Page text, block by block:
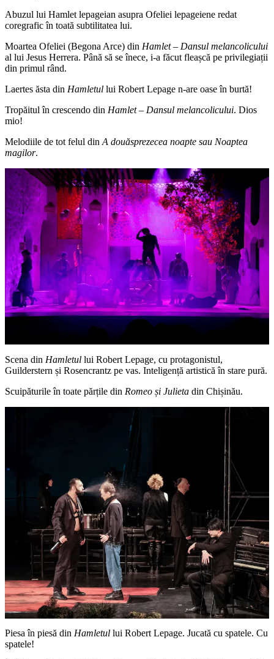
Abuzul lui Hamlet lepageian asupra Ofeliei lepageiene redat
coregrafic în toată subtilitatea lui.
Moartea Ofeliei (Begona Arce) din Hamlet – Dansul melancolicului
al lui Jesus Herrera. Până să se înece, i-a făcut fleașcă pe privilegiații
din primul rând.
Laertes ăsta din Hamletul lui Robert Lepage n-are oase în burtă!
Tropăitul în crescendo din Hamlet – Dansul melancolicului. Dios
mio!
Melodiile de tot felul din A douăsprezecea noapte sau Noaptea
magilor.
Scena din Hamletul lui Robert Lepage, cu protagonistul,
Guilderstern și Rosencrantz pe vas. Inteligență artistică în stare pură.
Scuipăturile în toate părțile din Romeo și Julieta din Chișinău.
Piesa în piesă din Hamletul lui Robert Lepage. Jucată cu spatele. Cu
spatele!